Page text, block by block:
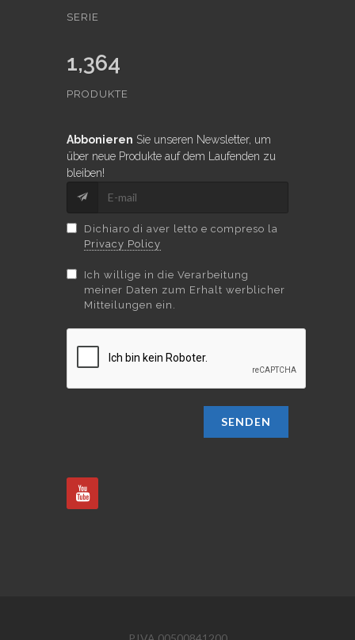
SERIE
1,364
PRODUKTE
Abbonieren Sie unseren Newsletter, um
über neue Produkte auf dem Laufenden zu
bleiben!
Dichiaro di aver letto e compreso la
Privacy Policy
Ich willige in die Verarbeitung
meiner Daten zum Erhalt werblicher
Mitteilungen ein.
SENDEN